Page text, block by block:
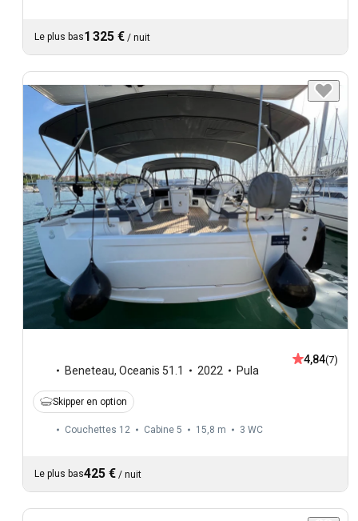
Le plus bas1 325 € / nuit
Beneteau, Oceanis 51.1 2022 Pula
4,84(7)
Skipper en option
Couchettes 12 Cabine 5 15,8 m 3 WC
Le plus bas425 € / nuit